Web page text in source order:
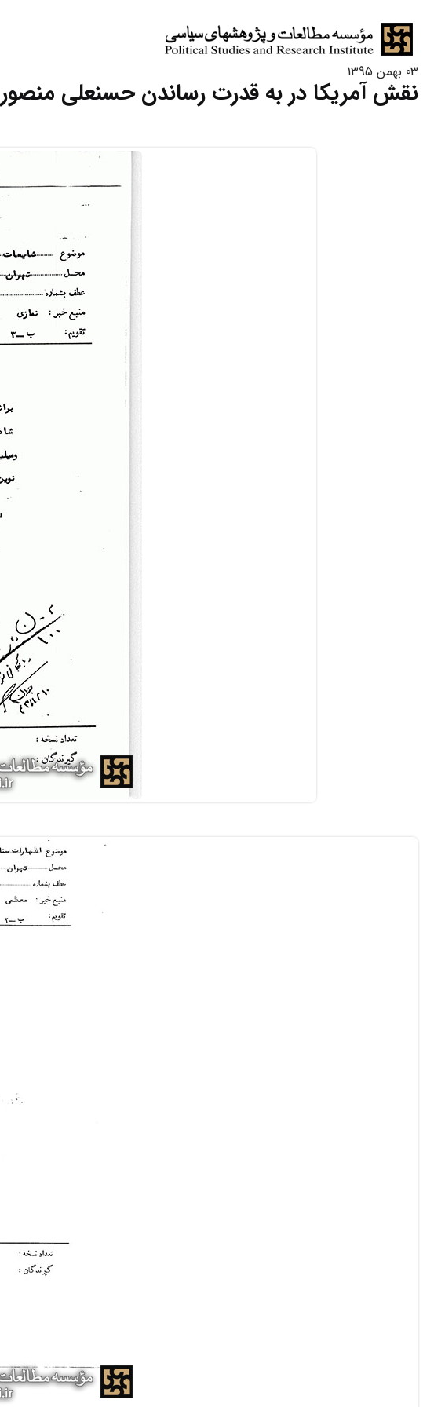
03 بهمن 1395
نقش آمریکا در به قدرت رساندن حسنعلی منصور